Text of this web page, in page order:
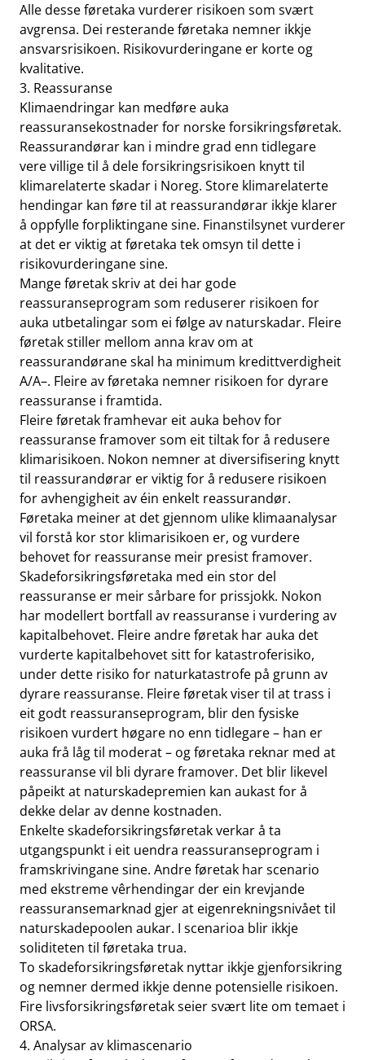
Alle desse føretaka vurderer risikoen som svært
avgrensa. Dei resterande føretaka nemner ikkje
ansvarsrisikoen. Risikovurderingane er korte og
kvalitative.
3. Reassuranse
Klimaendringar kan medføre auka
reassuransekostnader for norske forsikringsføretak.
Reassurandørar kan i mindre grad enn tidlegare
vere villige til å dele forsikringsrisikoen knytt til
klimarelaterte skadar i Noreg. Store klimarelaterte
hendingar kan føre til at reassurandørar ikkje klarer
å oppfylle forpliktingane sine. Finanstilsynet vurderer
at det er viktig at føretaka tek omsyn til dette i
risikovurderingane sine.
Mange føretak skriv at dei har gode
reassuranseprogram som reduserer risikoen for
auka utbetalingar som ei følge av naturskadar. Fleire
føretak stiller mellom anna krav om at
reassurandørane skal ha minimum kredittverdigheit
A/A–. Fleire av føretaka nemner risikoen for dyrare
reassuranse i framtida.
Fleire føretak framhevar eit auka behov for
reassuranse framover som eit tiltak for å redusere
klimarisikoen. Nokon nemner at diversifisering knytt
til reassurandørar er viktig for å redusere risikoen
for avhengigheit av éin enkelt reassurandør.
Føretaka meiner at det gjennom ulike klimaanalysar
vil forstå kor stor klimarisikoen er, og vurdere
behovet for reassuranse meir presist framover.
Skadeforsikringsføretaka med ein stor del
reassuranse er meir sårbare for prissjokk. Nokon
har modellert bortfall av reassuranse i vurdering av
kapitalbehovet. Fleire andre føretak har auka det
vurderte kapitalbehovet sitt for katastroferisiko,
under dette risiko for naturkatastrofe på grunn av
dyrare reassuranse. Fleire føretak viser til at trass i
eit godt reassuranseprogram, blir den fysiske
risikoen vurdert høgare no enn tidlegare – han er
auka frå låg til moderat – og føretaka reknar med at
reassuranse vil bli dyrare framover. Det blir likevel
påpeikt at naturskadepremien kan aukast for å
dekke delar av denne kostnaden.
Enkelte skadeforsikringsføretak verkar å ta
utgangspunkt i eit uendra reassuranseprogram i
framskrivingane sine. Andre føretak har scenario
med ekstreme vêrhendingar der ein krevjande
reassuransemarknad gjer at eigenrekningsnivået til
naturskadepoolen aukar. I scenarioa blir ikkje
soliditeten til føretaka trua.
To skadeforsikringsføretak nyttar ikkje gjenforsikring
og nemner dermed ikkje denne potensielle risikoen.
Fire livsforsikringsføretak seier svært lite om temaet i
ORSA.
4. Analysar av klimascenario